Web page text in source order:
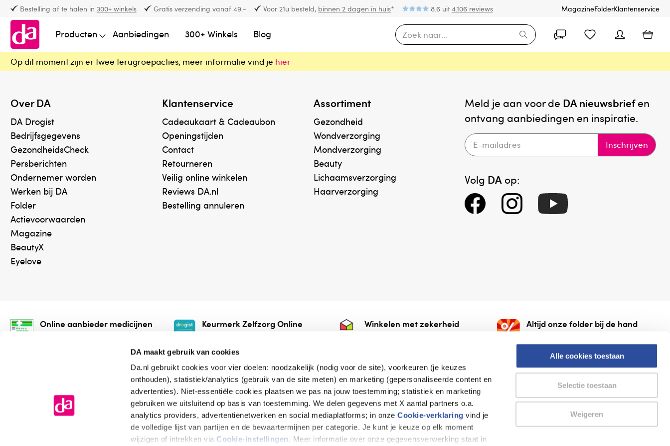
DA maakt gebruik van cookies
Da.nl gebruikt cookies voor vier doelen: noodzakelijk (nodig voor de site), voorkeuren (je keuzes
onthouden), statistiek/analytics (gebruik van de site meten) en marketing (gepersonaliseerde content en
advertenties). Niet-essentiële cookies plaatsen we pas na jouw toestemming; statistiek en marketing
gebruiken we uitsluitend op basis van toestemming. We delen gegevens met X aantal partners o.a.
analytics providers, advertentienetwerken en social mediaplatforms; in onzeCookie-verklaring vind je
de volledige lijst van partijen en de bewaartermijnen per categorie. Je kunt je keuze op elk moment
wijzigen of intrekken via Cookie-instellingen. Meer informatie over onze gegevensverwerking staat in
Alle cookies toestaan
Selectie toestaan
Weigeren
Bestelling af te halen in 300+ winkels Gratis verzending vanaf 49.- Voor 21u besteld, binnen 2 dagen in huis* 8.6 uit4.106 reviews MagazineFolderKlantenservice
Producten Aanbiedingen 300+ Winkels Blog
Op dit moment zijn er twee terugroepacties, meer informatie vind je hier
Over DA
DA Drogist
Bedrijfsgegevens
GezondheidsCheck
Persberichten
Ondernemer worden
Werken bij DA
Folder
Actievoorwaarden
Magazine
BeautyX
Eyelove
Klantenservice
Cadeaukaart & Cadeaubon
Openingstijden
Contact
Retourneren
Veilig online winkelen
Reviews DA.nl
Bestelling annuleren
Assortiment
Gezondheid
Wondverzorging
Mondverzorging
Beauty
Lichaamsverzorging
Haarverzorging
Meld je aan voor de DA nieuwsbriefen
ontvang aanbiedingen en inspiratie.
Inschrijven
Volg DA op:
Online aanbieder medicijnen
onze webshop mag verkopen.
Keurmerk Zelfzorg Online
online.
Winkelen met zekerheid Altijd onze folder bij de hand
AlleFolders.
de vriendelijke specialist
Algemene voorwaarden Cookieverklaring Disclaimer Privacy verklaring Thuiswinkel waarborg